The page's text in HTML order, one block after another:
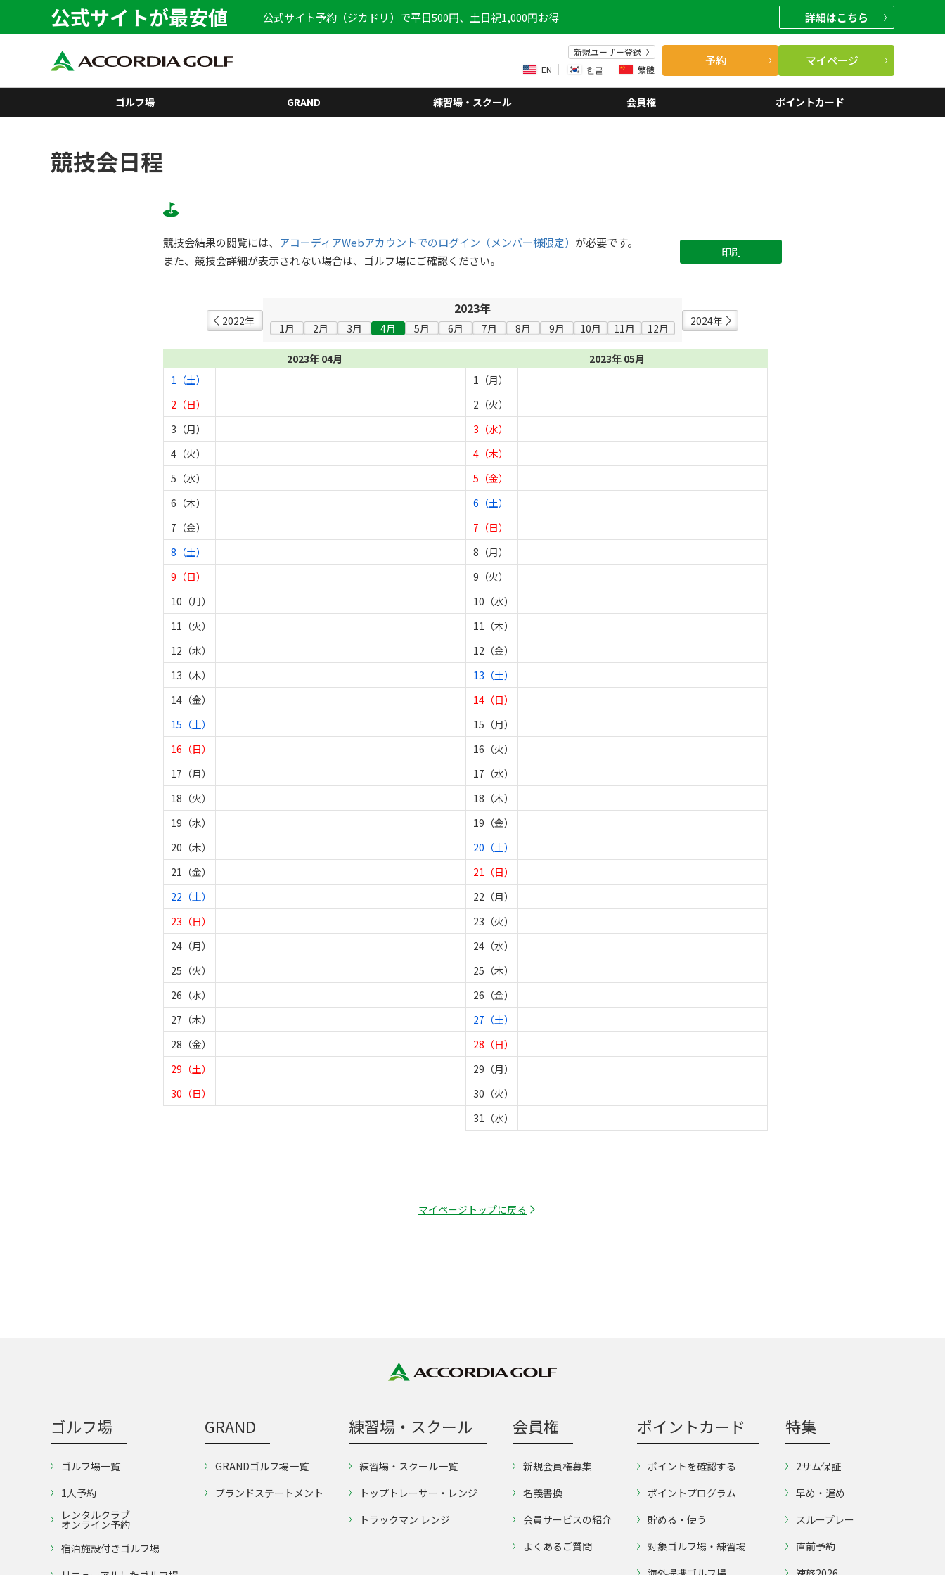
公式サイトが最安値 公式サイト予約（ジカドリ）で平日500円、土日祝1,000円お得 詳細はこちら
新規ユーザー登録
EN
한글 繁體
予約 マイページ
ゴルフ場 GRAND 練習場・スクール 会員権 ポイントカード
競技会日程
競技会結果の閲覧には、 アコーディアWebアカウントでのログイン（メンバー様限定） が必要です。
また、競技会詳細が表示されない場合は、ゴルフ場にご確認ください。
印刷
2022年
2023年
1月 2月 3月 4月 5月 6月 7月 8月 9月 10月 11月 12月
2024年
2023年 04月
1（土）
2（日）
3（月）
4（火）
5（水）
6（木）
7（金）
8（土）
9（日）
10（月）
11（火）
12（水）
13（木）
14（金）
15（土）
16（日）
17（月）
18（火）
19（水）
20（木）
21（金）
22（土）
23（日）
24（月）
25（火）
26（水）
27（木）
28（金）
29（土）
30（日）
2023年 05月
1（月）
2（火）
3（水）
4（木）
5（金）
6（土）
7（日）
8（月）
9（火）
10（水）
11（木）
12（金）
13（土）
14（日）
15（月）
16（火）
17（水）
18（木）
19（金）
20（土）
21（日）
22（月）
23（火）
24（水）
25（木）
26（金）
27（土）
28（日）
29（月）
30（火）
31（水）
マイページトップに戻る
ゴルフ場
ゴルフ場一覧
1人予約
レンタルクラブ
オンライン予約
宿泊施設付きゴルフ場
GRAND
GRANDゴルフ場一覧
ブランドステートメント
練習場・スクール
練習場・スクール一覧
トップトレーサー・レンジ
トラックマン レンジ
会員権
新規会員権募集
名義書換
会員サービスの紹介
よくあるご質問
ポイントカード
ポイントを確認する
ポイントプログラム
貯める・使う
対象ゴルフ場・練習場
特集
2サム保証
早め・遅め
スループレー
直前予約